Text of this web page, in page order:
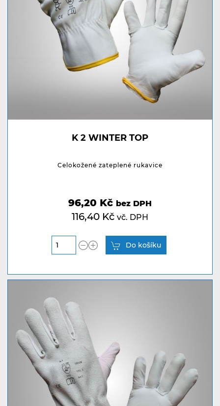
K 2 WINTER TOP
Celokožené zateplené rukavice
96,20 Kč bez DPH
116,40 Kč vč. DPH
Do košíku